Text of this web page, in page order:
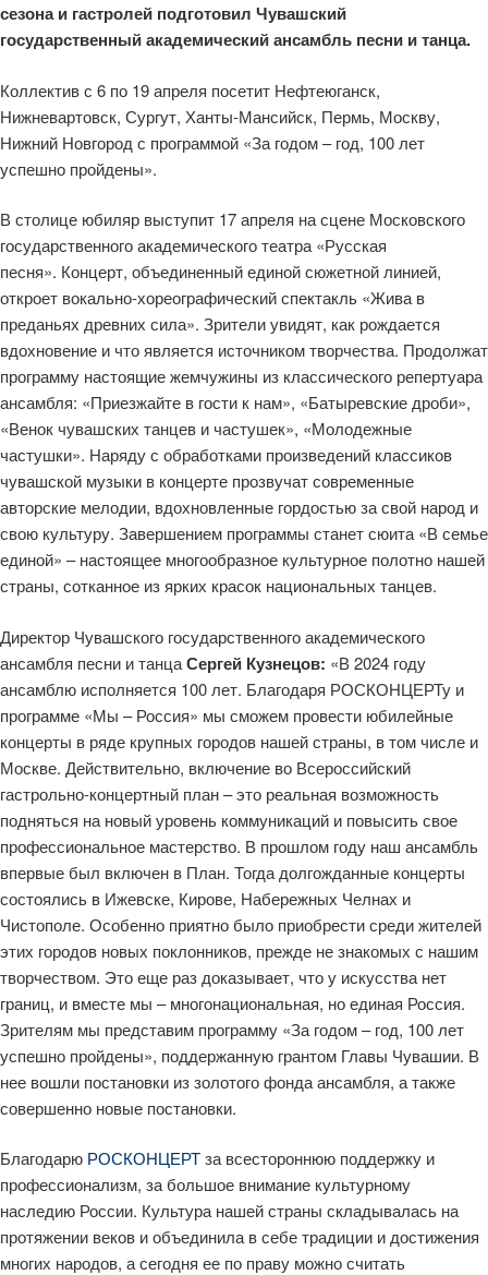
сезона и гастролей подготовил Чувашский
государственный академический ансамбль песни и танца.
Коллектив с 6 по 19 апреля посетит Нефтеюганск,
Нижневартовск, Сургут, Ханты-Мансийск, Пермь, Москву,
Нижний Новгород с программой «За годом – год, 100 лет
успешно пройдены».
В столице юбиляр выступит 17 апреля на сцене Московского
государственного академического театра «Русская
песня». Концерт, объединенный единой сюжетной линией,
откроет вокально-хореографический спектакль «Жива в
преданьях древних сила». Зрители увидят, как рождается
вдохновение и что является источником творчества. Продолжат
программу настоящие жемчужины из классического репертуара
ансамбля: «Приезжайте в гости к нам», «Батыревские дроби»,
«Венок чувашских танцев и частушек», «Молодежные
частушки». Наряду с обработками произведений классиков
чувашской музыки в концерте прозвучат современные
авторские мелодии, вдохновленные гордостью за свой народ и
свою культуру. Завершением программы станет сюита «В семье
единой» – настоящее многообразное культурное полотно нашей
страны, сотканное из ярких красок национальных танцев.
Директор Чувашского государственного академического
ансамбля песни и танцаСергей Кузнецов: «В 2024 году
ансамблю исполняется 100 лет. Благодаря РОСКОНЦЕРТу и
программе «Мы – Россия» мы сможем провести юбилейные
концерты в ряде крупных городов нашей страны, в том числе и
Москве. Действительно, включение во Всероссийский
гастрольно-концертный план – это реальная возможность
подняться на новый уровень коммуникаций и повысить свое
профессиональное мастерство. В прошлом году наш ансамбль
впервые был включен в План. Тогда долгожданные концерты
состоялись в Ижевске, Кирове, Набережных Челнах и
Чистополе. Особенно приятно было приобрести среди жителей
этих городов новых поклонников, прежде не знакомых с нашим
творчеством. Это еще раз доказывает, что у искусства нет
границ, и вместе мы – многонациональная, но единая Россия.
Зрителям мы представим программу «За годом – год, 100 лет
успешно пройдены», поддержанную грантом Главы Чувашии. В
нее вошли постановки из золотого фонда ансамбля, а также
совершенно новые постановки.
Благодарю РОСКОНЦЕРТза всестороннюю поддержку и
профессионализм, за большое внимание культурному
наследию России. Культура нашей страны складывалась на
протяжении веков и объединила в себе традиции и достижения
многих народов, а сегодня ее по праву можно считать